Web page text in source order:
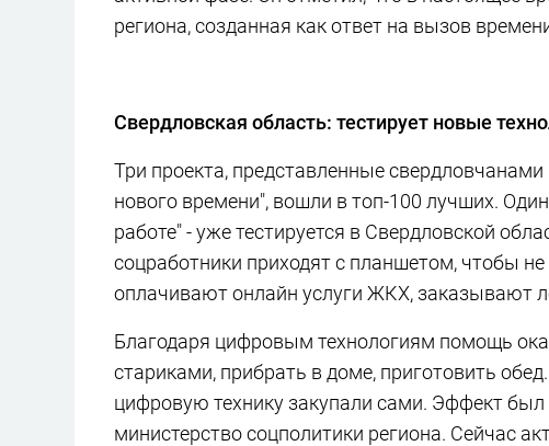
региона, созданная как ответ на вызов
Свердловская область: тестирует новые
Три проекта, представленные
нового времени", вошли в топ-100 лучших.
работе" - уже тестируется в Свердловской
соцработники приходят с планшетом, чтобы
оплачивают онлайн услуги ЖКХ, заказывают
Благодаря цифровым технологиям помощь
стариками, прибрать в доме, приготовить
цифровую технику закупали сами. Эффект
министерство соцполитики региона. Сейчас